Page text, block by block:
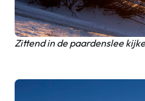
Zittend in de paardenslee